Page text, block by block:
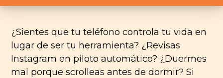
¿Sientes que tu teléfono controla tu vida en
lugar de ser tu herramienta? ¿Revisas
Instagram en piloto automático? ¿Duermes
mal porque scrolleas antes de dormir? Si